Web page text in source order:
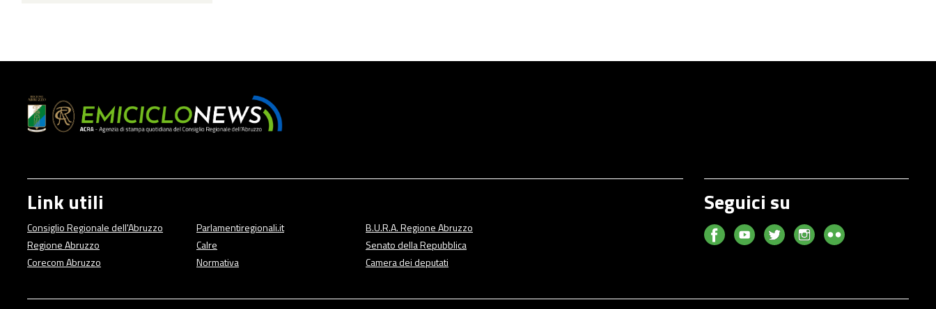
Link utili
Consiglio Regionale dell'Abruzzo
Regione Abruzzo
Corecom Abruzzo
Parlamentiregionali.it
Calre
Normativa
B.U.R.A. Regione Abruzzo
Senato della Repubblica
Camera dei deputati
Seguici su